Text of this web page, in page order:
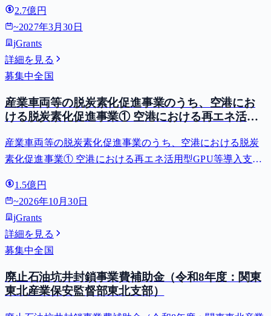
2.7億円
~2027年3月30日
jGrants
詳細を見る
募集中全国
産業車両等の脱炭素化促進事業のうち、空港にお
ける脱炭素化促進事業① 空港における再エネ活用
費等補助金）
産業車両等の脱炭素化促進事業のうち、空港における脱炭
素化促進事業① 空港における再エネ活用型GPU等導入支援
1.5億円
~2026年10月30日
jGrants
詳細を見る
募集中全国
廃止石油坑井封鎖事業費補助金（令和8年度：関東
東北産業保安監督部東北支部）